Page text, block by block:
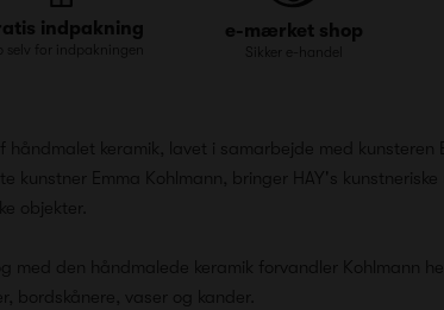
indpakning
selv for indpakningen
e-mærket shop
Sikker e-handel
håndmalet keramik, lavet i samarbejde med kunsteren
kunstner Emma Kohlmann, bringer HAY's
objekter.
den håndmalede keramik forvandler Kohlmann
bordskånere, vaser og kander.